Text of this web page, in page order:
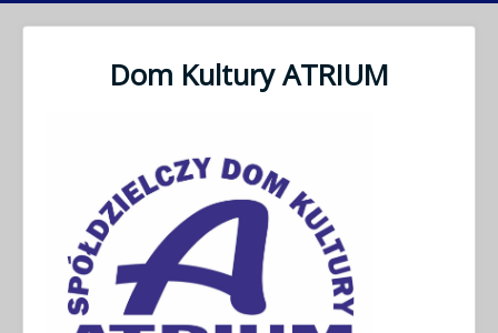
Dom Kultury ATRIUM